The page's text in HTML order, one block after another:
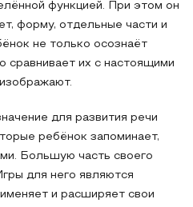
функцией. При этом он
форму, отдельные части и
не только осознаёт
сравнивает их с настоящими
для развития речи
ребёнок запоминает,
Большую часть своего
для него являются
и расширяет свои